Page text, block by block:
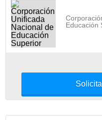
Educación